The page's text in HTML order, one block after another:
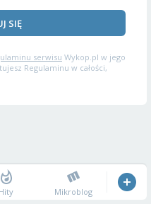
SIĘ
serwisu Wykop.pl w jego
Regulaminu w całości,
Hity Mikroblog